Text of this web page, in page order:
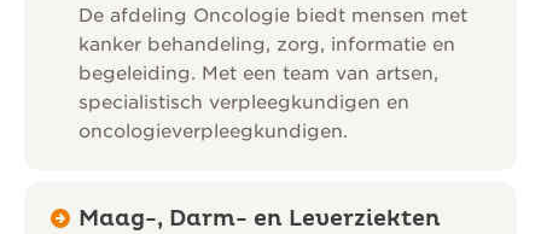
De afdeling Oncologie biedt mensen met
kanker behandeling, zorg, informatie en
begeleiding. Met een team van artsen,
specialistisch verpleegkundigen en
oncologieverpleegkundigen.
Maag-, Darm- en Leverziekten